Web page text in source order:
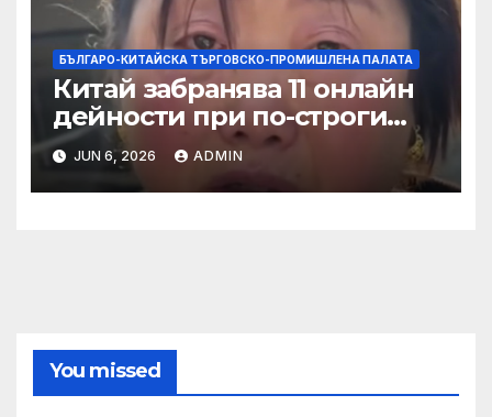
БЪЛГАРО-КИТАЙСКА ТЪРГОВСКО-ПРОМИШЛЕНА ПАЛАТА
Китай забранява 11 онлайн
дейности при по-строги
правила за ограничаване на
слуховете и
кибернасилниците
JUN 6, 2026 ADMIN
You missed